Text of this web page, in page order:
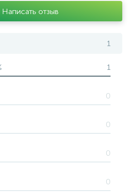
Написать отзыв
1
1
0
0
0
0